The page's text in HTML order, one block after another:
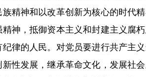
族精神和以改革创新为核心的时代
精神，抵御资本主义和封建主义腐
纪律的人民。对党员要进行共产主
新性发展，继承革命文化，发展社